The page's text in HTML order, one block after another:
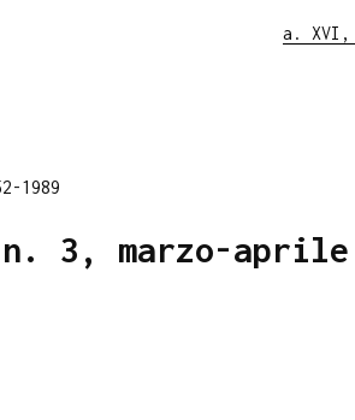
a. XVI,
1989
3, marzo-aprile